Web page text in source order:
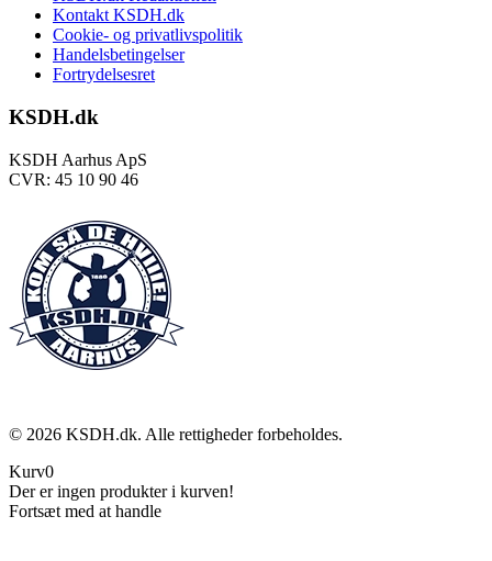
Kontakt KSDH.dk
Cookie- og privatlivspolitik
Handelsbetingelser
Fortrydelsesret
KSDH.dk
KSDH Aarhus ApS
CVR: 45 10 90 46
© 2026 KSDH.dk. Alle rettigheder forbeholdes.
Kurv0
Der er ingen produkter i kurven!
Fortsæt med at handle